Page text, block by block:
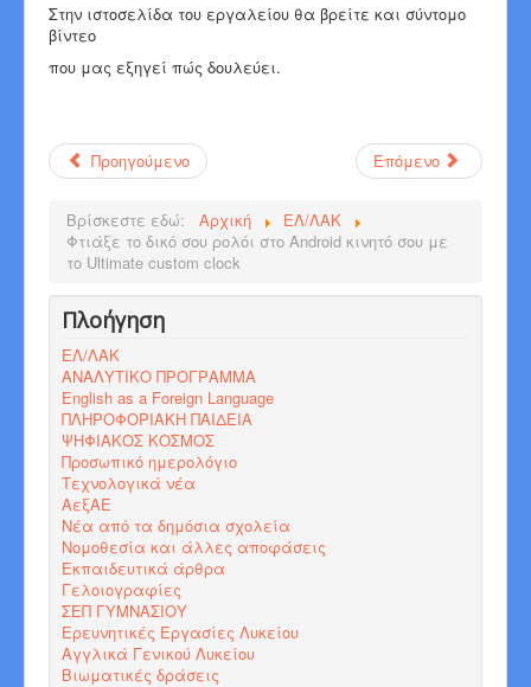
Στην ιστοσελίδα του εργαλείου θα βρείτε και σύντομο
βίντεο
που μας εξηγεί πώς δουλεύει.
Προηγούμενο Επόμενο
Βρίσκεστε εδώ: Αρχική
ΕΛ/ΛΑΚ
Φτιάξε το δικό σου ρολόι στο Android κινητό σου με
το Ultimate custom clock
Πλοήγηση
ΕΛ/ΛΑΚ
ΑΝΑΛΥΤΙΚΟ ΠΡΟΓΡΑΜΜΑ
English as a Foreign Language
ΠΛΗΡΟΦΟΡΙΑΚΗ ΠΑΙΔΕΙΑ
ΨΗΦΙΑΚΟΣ ΚΟΣΜΟΣ
Προσωπικό ημερολόγιο
Τεχνολογικά νέα
ΑεξΑΕ
Νέα από τα δημόσια σχολεία
Νομοθεσία και άλλες αποφάσεις
Εκπαιδευτικά άρθρα
Γελοιογραφίες
ΣΕΠ ΓΥΜΝΑΣΙΟΥ
Ερευνητικές Εργασίες Λυκείου
Αγγλικά Γενικού Λυκείου
Βιωματικές δράσεις